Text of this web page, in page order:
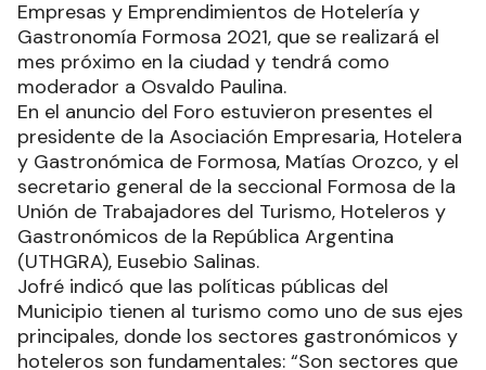
Empresas y Emprendimientos de Hotelería y
Gastronomía Formosa 2021, que se realizará el
mes próximo en la ciudad y tendrá como
moderador a Osvaldo Paulina.
En el anuncio del Foro estuvieron presentes el
presidente de la Asociación Empresaria, Hotelera
y Gastronómica de Formosa, Matías Orozco, y el
secretario general de la seccional Formosa de la
Unión de Trabajadores del Turismo, Hoteleros y
Gastronómicos de la República Argentina
(UTHGRA), Eusebio Salinas.
Jofré indicó que las políticas públicas del
Municipio tienen al turismo como uno de sus ejes
principales, donde los sectores gastronómicos y
hoteleros son fundamentales: “Son sectores que